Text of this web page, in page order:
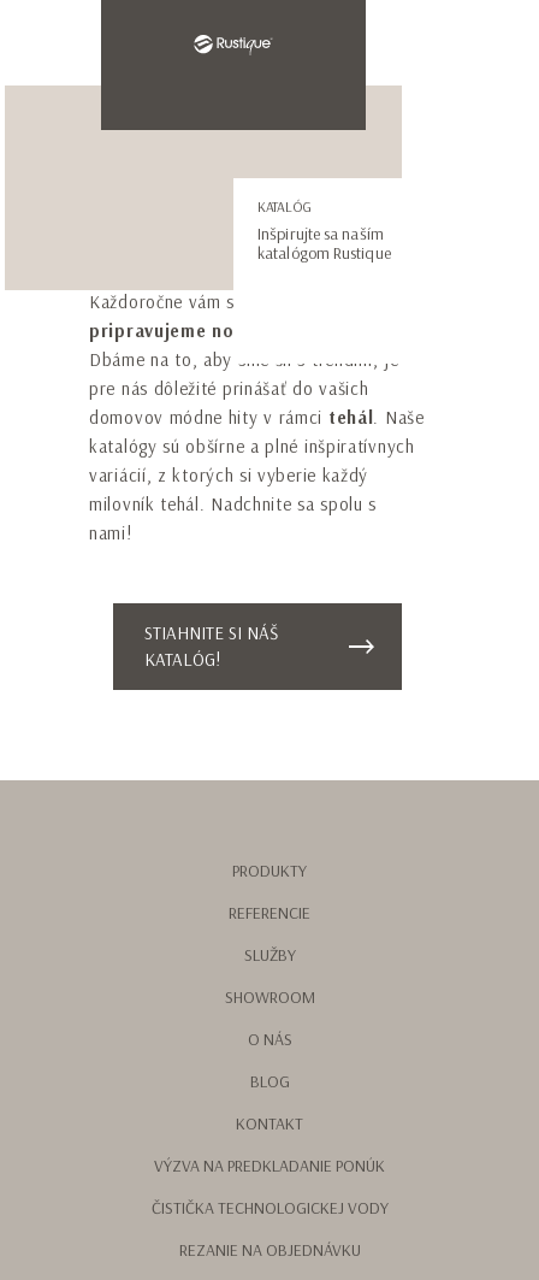
KATALÓG
Inšpirujte sa naším
katalógom Rustique
Vezmite si inšpiráciu so
sebou! Stiahnite si katalóg!
Každoročne vám s radosťou a nadšením
pripravujeme nový katalóg RUSTIQUE
Dbáme na to, aby sme šli s trendmi, je
pre nás dôležité prinášať do vašich
domovov módne hity v rámci tehál. Naše
katalógy sú obšírne a plné inšpiratívnych
variácií, z ktorých si vyberie každý
milovník tehál. Nadchnite sa spolu s
nami!
STIAHNITE SI NÁŠ
KATALÓG!
E-mail adresa*
* Súhlasím so spracovaním mojich osobných
údajov podľa vyhlásenia o
údajov.
Prihlásim sa na odoberanie newslettrov
Táto stránka je chránená službou reCAPTCHA a
platiaZásady ochrany osobných údajov
PRODUKTY
REFERENCIE
SLUŽBY
SHOWROOM
O NÁS
BLOG
KONTAKT
VÝZVA NA PREDKLADANIE PONÚK
ČISTIČKA TECHNOLOGICKEJ VODY
REZANIE NA OBJEDNÁVKU